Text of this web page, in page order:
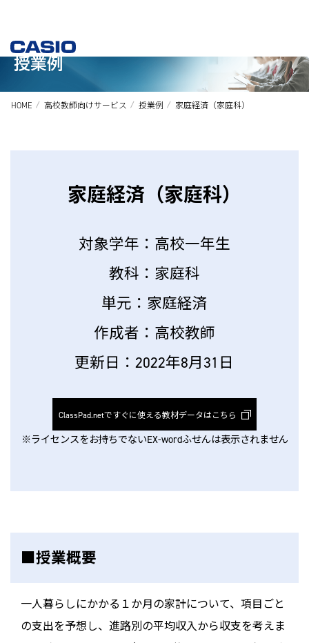
HOME 高校教師向けサービス 授業例 家庭経済（家庭科）
家庭経済（家庭科）
対象学年：高校一年生
教科：家庭科
単元：家庭経済
作成者：高校教師
更新日：2022年8月31日
ClassPad.netですぐに使える教材データはこちら
※ライセンスをお持ちでないEX-wordふせんは表示されません
■授業概要
一人暮らしにかかる１か月の家計について、項目ごと
の支出を予想し、進路別の平均収入から収支を考えま